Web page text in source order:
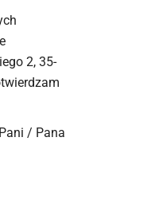
2, 35-
/ Pana